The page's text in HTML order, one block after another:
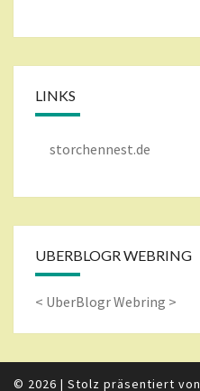
LINKS
storchennest.de
UBERBLOGR WEBRING
< UberBlogr Webring >
© 2026 | Stolz präsentiert von